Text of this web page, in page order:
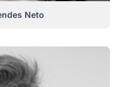
Neto